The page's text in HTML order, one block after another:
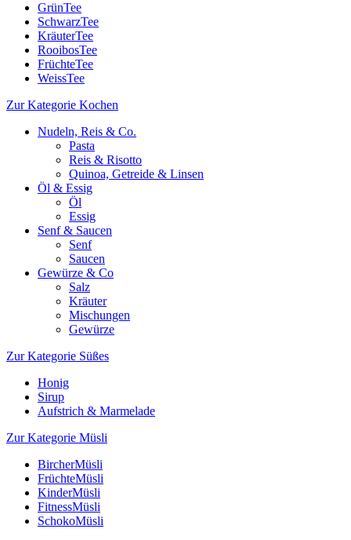
GrünTee
SchwarzTee
KräuterTee
RooibosTee
FrüchteTee
WeissTee
Zur Kategorie Kochen
Nudeln, Reis & Co.
Pasta
Reis & Risotto
Quinoa, Getreide & Linsen
Öl & Essig
Öl
Essig
Senf & Saucen
Senf
Saucen
Gewürze & Co
Salz
Kräuter
Mischungen
Gewürze
Zur Kategorie Süßes
Honig
Sirup
Aufstrich & Marmelade
Zur Kategorie Müsli
BircherMüsli
FrüchteMüsli
KinderMüsli
FitnessMüsli
SchokoMüsli